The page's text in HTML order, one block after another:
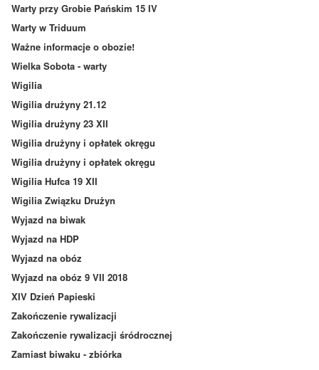
Warty przy Grobie Pańskim 15 IV
Warty w Triduum
Ważne informacje o obozie!
Wielka Sobota - warty
Wigilia
Wigilia drużyny 21.12
Wigilia drużyny 23 XII
Wigilia drużyny i opłatek okręgu
Wigilia drużyny i opłatek okręgu
Wigilia Hufca 19 XII
Wigilia Związku Drużyn
Wyjazd na biwak
Wyjazd na HDP
Wyjazd na obóz
Wyjazd na obóz 9 VII 2018
XIV Dzień Papieski
Zakończenie rywalizacji
Zakończenie rywalizacji śródrocznej
Zamiast biwaku - zbiórka